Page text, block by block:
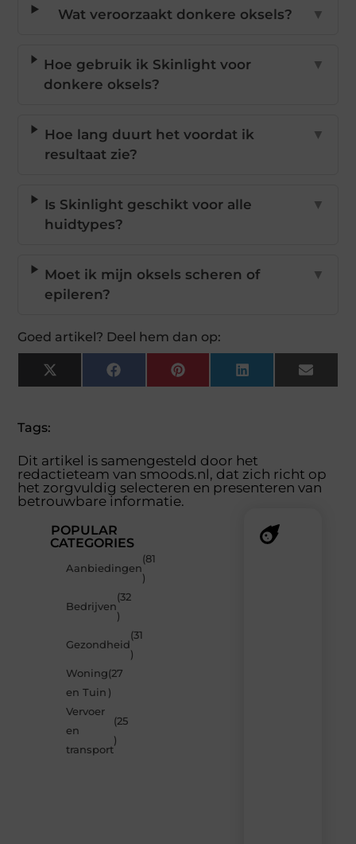
Wat veroorzaakt donkere oksels? ▼
Hoe gebruik ik Skinlight voor
donkere oksels?
▼
Hoe lang duurt het voordat ik
resultaat zie?
▼
Is Skinlight geschikt voor alle
huidtypes?
▼
Moet ik mijn oksels scheren of
epileren?
▼
Goed artikel? Deel hem dan op:
X
(Twitter)
FacebookPinterestLinkedInEmail
Tags:
Dit artikel is samengesteld door het
redactieteam van smoods.nl, dat zich richt op
het zorgvuldig selecteren en presenteren van
betrouwbare informatie.
POPULAR
CATEGORIES
Aanbiedingen
(81
)
Bedrijven
(32
)
Gezondheid
(31
)
Woning
en Tuin
(27
)
Vervoer
en
transport
(25
)